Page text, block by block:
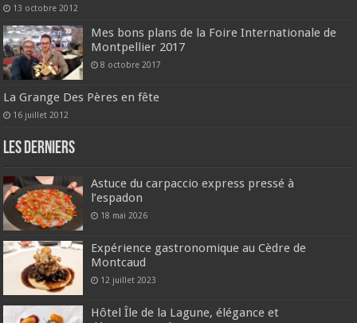
13 octobre 2012
Mes bons plans de la Foire Internationale de
Montpellier 2017
8 octobre 2017
La Grange Des Pères en fête
16 juillet 2012
Les derniers
Astuce du carpaccio express pressé à
l’espadon
18 mai 2026
Expérience gastronomique au Cèdre de
Montcaud
12 juillet 2023
Hôtel Île de la Lagune, élégance et